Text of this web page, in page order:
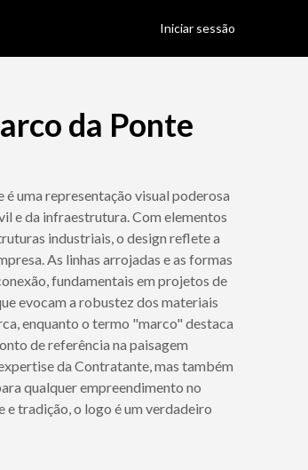
Iniciar sessão
da Ponte
uma representação visual poderosa
e da infraestrutura. Com elementos
industriais, o design reflete a
As linhas arrojadas e as formas
fundamentais em projetos de
evocam a robustez dos materiais
enquanto o termo "marco" destaca
de referência na paisagem
da Contratante, mas também
qualquer empreendimento no
e tradição, o logo é um verdadeiro